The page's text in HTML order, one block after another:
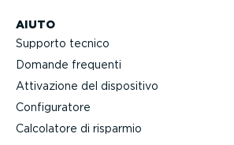
AIUTO
Supporto tecnico
Domande frequenti
Attivazione del dispositivo
Confi­gu­ratore
Calcolatore di risparmio